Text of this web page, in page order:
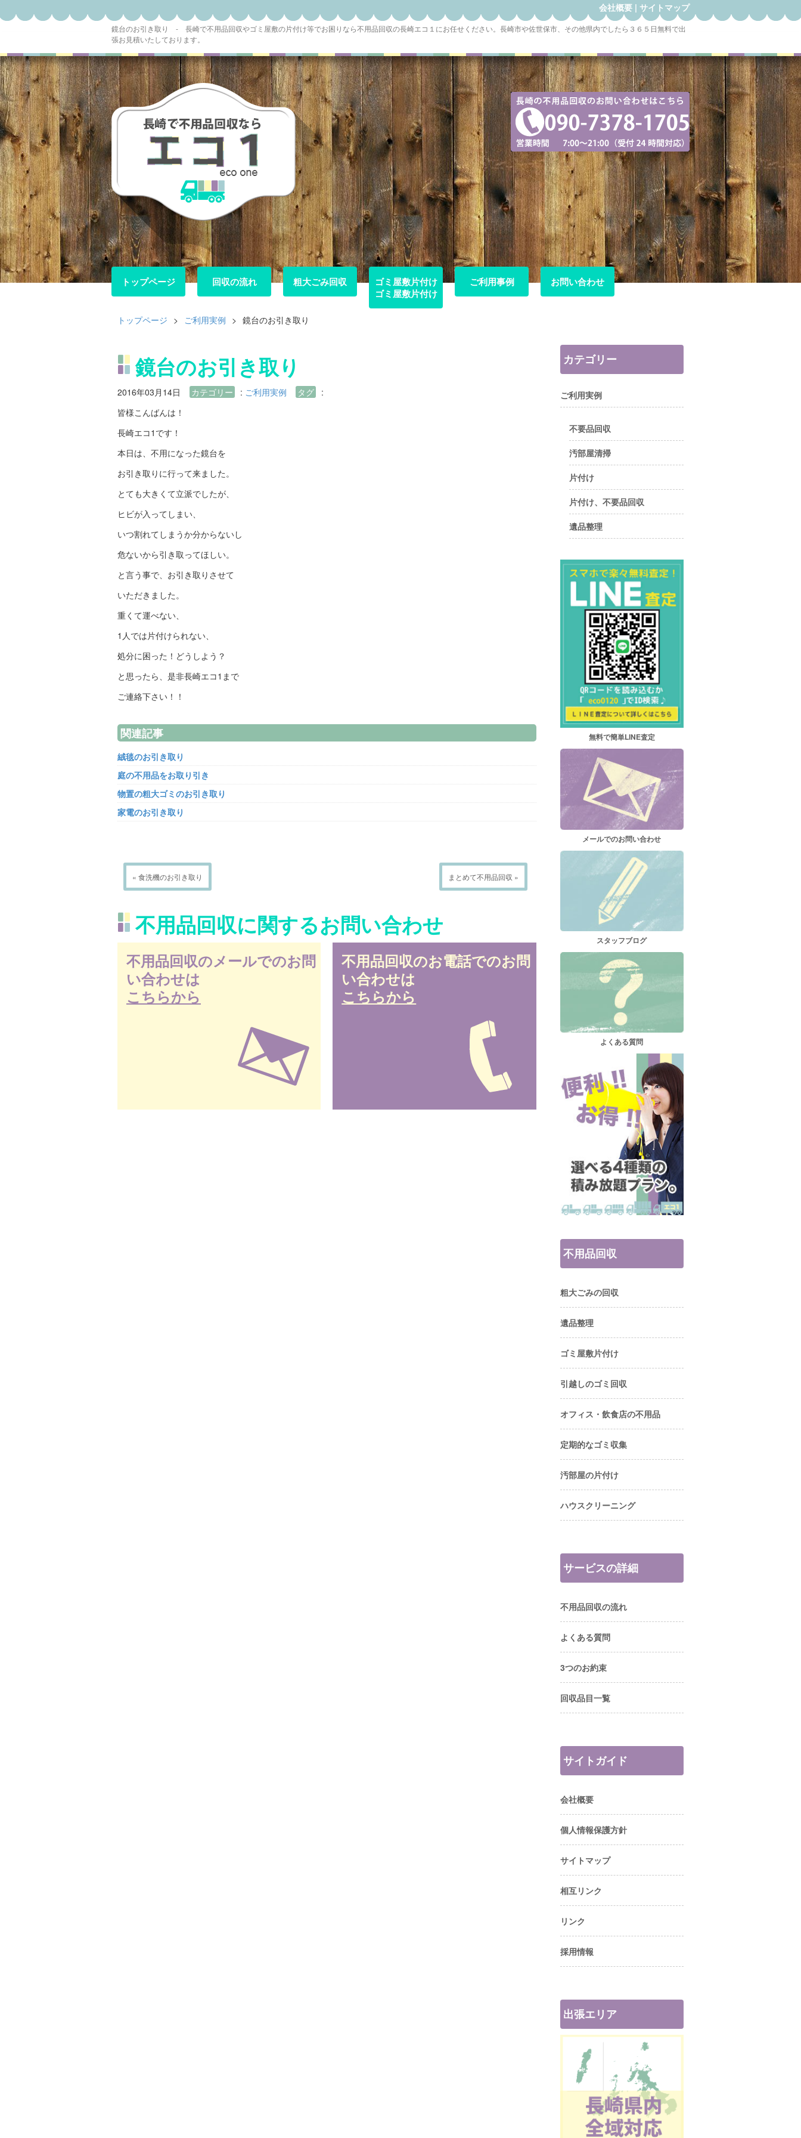
会社概要 | サイトマップ
鏡台のお引き取り - 長崎で不用品回収やゴミ屋敷の片付け等でお困りなら不用品回収の長崎エコ１にお任せください。長崎市や佐世保市、その他県内でしたら３６５日無料で出
張お見積いたしております。
トップページ
トップページ 回収の流れ
回収の流れ 粗大ごみ回収
粗大ごみ回収
ゴミ屋敷片付け
ゴミ屋敷片付け
ご利用事例
ご利用事例 お問い合わせ
お問い合わせ
トップページ > ご利用実例 > 鏡台のお引き取り
鏡台のお引き取り
2016年03月14日 カテゴリー : ご利用実例 タグ
:
皆様こんばんは！
長崎エコ1です！
本日は、不用になった鏡台を
お引き取りに行って来ました。
とても大きくて立派でしたが、
ヒビが入ってしまい、
いつ割れてしまうか分からないし
危ないから引き取ってほしい。
と言う事で、お引き取りさせて
いただきました。
重くて運べない、
1人では片付けられない、
処分に困った！どうしよう？
と思ったら、是非長崎エコ1まで
ご連絡下さい！！
関連記事
絨毯のお引き取り
庭の不用品をお取り引き
物置の粗大ゴミのお引き取り
家電のお引き取り
« 食洗機のお引き取り まとめて不用品回収 »
不用品回収に関するお問い合わせ
不用品回収のメールでのお問
い合わせは
こちらから
不用品回収のお電話でのお問
い合わせは
こちらから
カテゴリー
ご利用実例
不要品回収
汚部屋清掃
片付け
片付け、不要品回収
遺品整理
無料で簡単LINE査定
メールでのお問い合わせ
スタッフブログ
よくある質問
不用品回収
粗大ごみの回収
遺品整理
ゴミ屋敷片付け
引越しのゴミ回収
オフィス・飲食店の不用品
定期的なゴミ収集
汚部屋の片付け
ハウスクリーニング
サービスの詳細
不用品回収の流れ
よくある質問
3つのお約束
回収品目一覧
サイトガイド
会社概要
個人情報保護方針
サイトマップ
相互リンク
リンク
採用情報
出張エリア